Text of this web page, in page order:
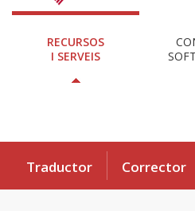
RECURSOS
I SERVEIS
Traductor Corrector